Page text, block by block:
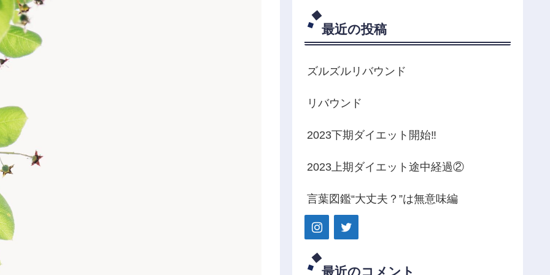
最近の投稿
ズルズルリバウンド
リバウンド
2023下期ダイエット開始‼️
2023上期ダイエット途中経過②
言葉図鑑“大丈夫？”は無意味編
最近のコメント